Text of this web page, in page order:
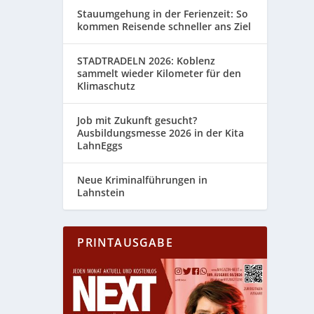
Stauumgehung in der Ferienzeit: So
kommen Reisende schneller ans Ziel
STADTRADELN 2026: Koblenz
sammelt wieder Kilometer für den
Klimaschutz
Job mit Zukunft gesucht?
Ausbildungsmesse 2026 in der Kita
LahnEggs
Neue Kriminalführungen in
Lahnstein
PRINTAUSGABE